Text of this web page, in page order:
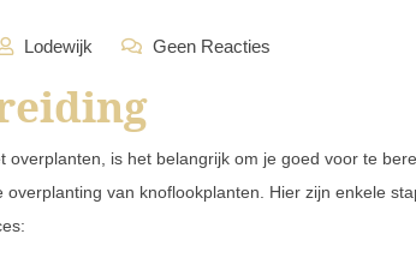
Lodewijk Geen Reacties
overplanten, is het belangrijk om je goed voor te
overplanting van knoflookplanten. Hier zijn enkele